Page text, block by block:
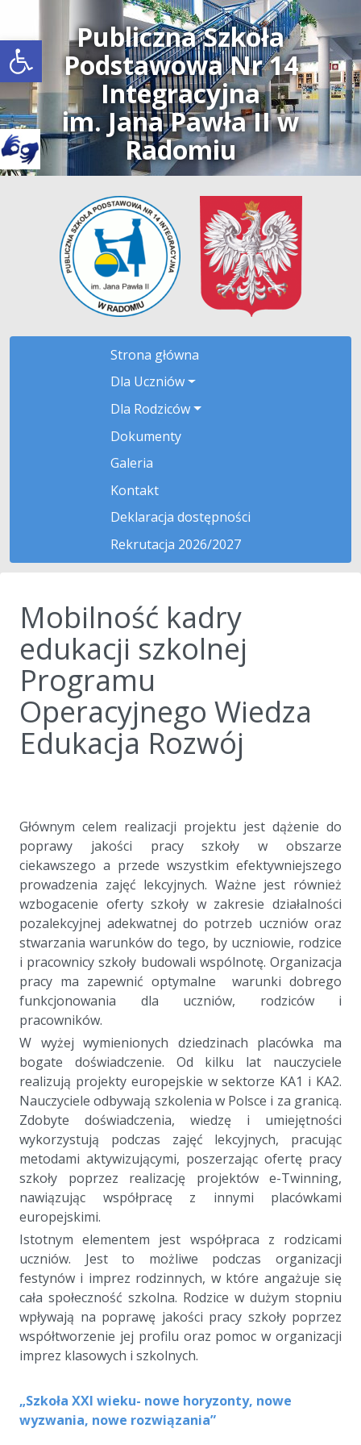
Open toolbar
Publiczna Szkoła
Podstawowa Nr 14
Integracyjna
im. Jana Pawła II w
Radomiu
Strona główna
Dla Uczniów
Dla Rodziców
Dokumenty
Galeria
Kontakt
Deklaracja dostępności
Rekrutacja 2026/2027
Mobilność kadry
edukacji szkolnej
Programu
Operacyjnego Wiedza
Edukacja Rozwój
Głównym celem realizacji projektu jest dążenie do
poprawy jakości pracy szkoły w obszarze
ciekawszego a przede wszystkim efektywniejszego
prowadzenia zajęć lekcyjnych. Ważne jest również
wzbogacenie oferty szkoły w zakresie działalności
pozalekcyjnej adekwatnej do potrzeb uczniów oraz
stwarzania warunków do tego, by uczniowie, rodzice
i pracownicy szkoły budowali wspólnotę. Organizacja
pracy ma zapewnić optymalne warunki dobrego
funkcjonowania dla uczniów, rodziców i
pracowników.
W wyżej wymienionych dziedzinach placówka ma
bogate doświadczenie. Od kilku lat nauczyciele
realizują projekty europejskie w sektorze KA1 i KA2.
Nauczyciele odbywają szkolenia w Polsce i za granicą.
Zdobyte doświadczenia, wiedzę i umiejętności
wykorzystują podczas zajęć lekcyjnych, pracując
metodami aktywizującymi, poszerzając ofertę pracy
szkoły poprzez realizację projektów e-Twinning,
nawiązując współpracę z innymi placówkami
europejskimi.
Istotnym elementem jest współpraca z rodzicami
uczniów. Jest to możliwe podczas organizacji
festynów i imprez rodzinnych, w które angażuje się
cała społeczność szkolna. Rodzice w dużym stopniu
wpływają na poprawę jakości pracy szkoły poprzez
współtworzenie jej profilu oraz pomoc w organizacji
imprez klasowych i szkolnych.
„Szkoła XXI wieku- nowe horyzonty, nowe
wyzwania, nowe rozwiązania”